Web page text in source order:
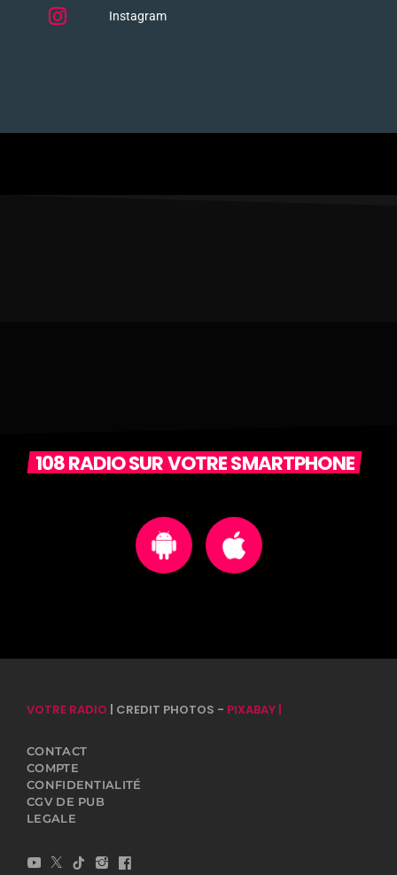
Instagram
108 RADIO SUR VOTRE SMARTPHONE
VOTRE RADIO | CREDIT PHOTOS - PIXABAY |
CONTACT
COMPTE
CONFIDENTIALITÉ
CGV DE PUB
LEGALE